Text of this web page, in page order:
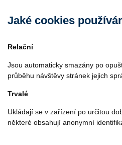
Jaké cookies
Relační
Jsou automaticky smazány po
průběhu návštěvy stránek jejich
Trvalé
Ukládají se v zařízení po určitou
některé obsahují anonymní